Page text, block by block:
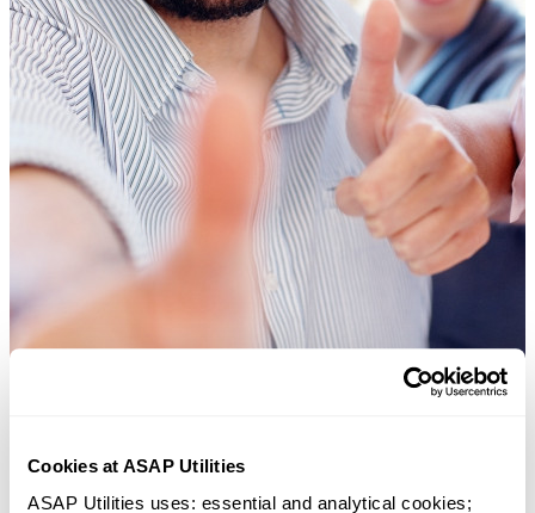
Cookies at ASAP Utilities
ASAP Utilities uses: essential and analytical cookies;